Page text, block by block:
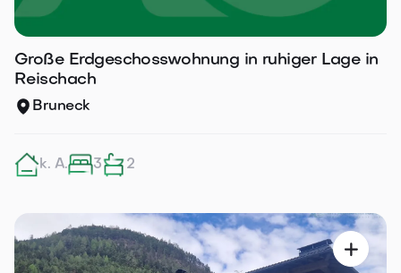
Große Erdgeschosswohnung in ruhiger Lage in
Reischach
Bruneck
k. A. 3 2
